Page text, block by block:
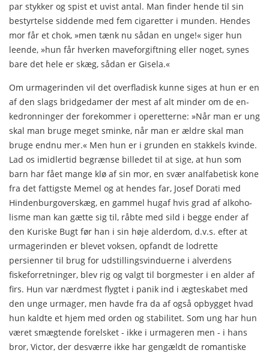
par stykker og spist et uvist antal. Man finder hende til sin
bestyrtelse sid­dende med fem cigaretter i munden. Hendes
mor får et chok, »men tænk nu sådan en unge!« siger hun
leende, »hun får hverken maveforgiftning eller noget, synes
bare det hele er skæg, sådan er Gisela.«
Om urmagerinden vil det overfladisk kunne siges at hun er en
af den slags bridgedamer der mest af alt minder om de en­
kedronninger der forekommer i operetterne: »Når man er ung
skal man bruge meget sminke, når man er ældre skal man
bru­ge endnu mer.« Men hun er i grunden en stakkels kvinde.
Lad os imidlertid begrænse billedet til at sige, at hun som
barn har fået mange klø af sin mor, en svær analfabetisk kone
fra det fattigste Memel og at hendes far, Josef Dorati med
Hindenburgoverskæg, en gammel hugaf hvis grad af alkoho­
lisme man kan gætte sig til, råbte med sild i begge ender af
den Kuriske Bugt før han i sin høje alderdom, d.v.s. efter at
ur­magerinden er blevet voksen, opfandt de lodrette
persienner til brug for udstillingsvinduerne i alverdens
fiskeforretninger, blev rig og valgt til borgmester i en alder af
firs. Hun var nærdmest flygtet i panik ind i ægteskabet med
den unge urmager, men havde fra da af også opbygget hvad
hun kaldte et hjem med orden og stabilitet. Som ung har hun
været smægtende forelsket - ikke i urmageren men - i hans
bror, Victor, der desværre ikke har gengældt de romantiske